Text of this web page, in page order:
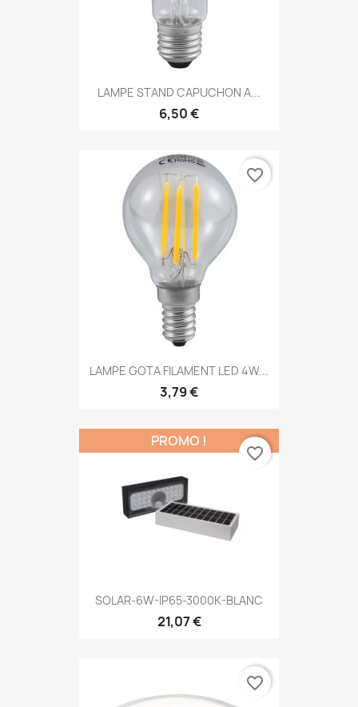
LAMPE STAND CAPUCHON A...
6,50 €
LAMPE GOTA FILAMENT LED 4W...
3,79 €
favorite_border
SOLAR-6W-IP65-3000K-BLANC
21,07 €
PROMO !
favorite_border
favorite_border